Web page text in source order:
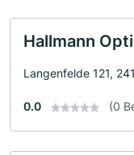
Hallmann
Langenfelde 121,
0.0 (0